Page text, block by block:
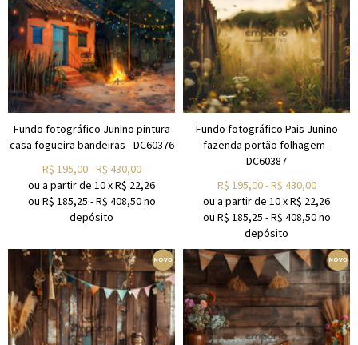
Fundo fotográfico Junino pintura
casa fogueira bandeiras - DC60376
R$ 195,00-R$ 430,00
ou a partir de 10xR$ 22,26
ou R$ 185,25 -R$ 408,50no
depósito
Fundo fotográfico Pais Junino
fazenda portão folhagem -
DC60387
R$ 195,00-R$ 430,00
ou a partir de 10xR$ 22,26
ou R$ 185,25 -R$ 408,50no
depósito